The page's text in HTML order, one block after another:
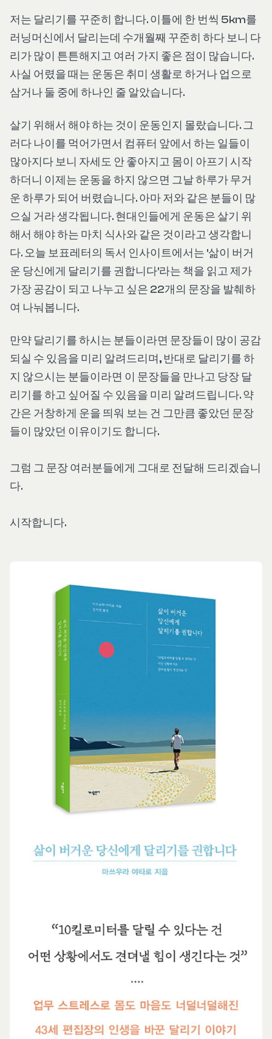
저는 달리기를 꾸준히 합니다. 이틀에 한 번씩 5km를
러닝머신에서 달리는데 수개월째 꾸준히 하다 보니 다
리가 많이 튼튼해지고 여러 가지 좋은 점이 많습니다.
사실 어렸을 때는 운동은 취미 생활로 하거나 업으로
삼거나 둘 중에 하나인 줄 알았습니다.
살기 위해서 해야 하는 것이 운동인지 몰랐습니다. 그
러다 나이를 먹어가면서 컴퓨터 앞에서 하는 일들이
많아지다 보니 자세도 안 좋아지고 몸이 아프기 시작
하더니 이제는 운동을 하지 않으면 그날 하루가 무거
운 하루가 되어 버렸습니다. 아마 저와 같은 분들이 많
으실 거라 생각됩니다. 현대인들에게 운동은 살기 위
해서 해야 하는 마치 식사와 같은 것이라고 생각합니
다. 오늘 보표레터의 독서 인사이트에서는 '삶이 버거
운 당신에게 달리기를 권합니다'라는 책을 읽고 제가
가장 공감이 되고 나누고 싶은 22개의 문장을 발췌하
여 나눠봅니다.
만약 달리기를 하시는 분들이라면 문장들이 많이 공감
되실 수 있음을 미리 알려드리며, 반대로 달리기를 하
지 않으시는 분들이라면 이 문장들을 만나고 당장 달
리기를 하고 싶어질 수 있음을 미리 알려드립니다. 약
간은 거창하게 운을 띄워 보는 건 그만큼 좋았던 문장
들이 많았던 이유이기도 합니다.
그럼 그 문장 여러분들에게 그대로 전달해 드리겠습니
다.
시작합니다.